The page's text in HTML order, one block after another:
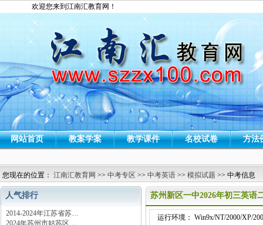
欢迎您来到江南汇教育网！
网站首页 教案学案 教学课件 名校试卷 方法
您现在的位置： 江南汇教育网 >> 中考专区 >> 中考英语 >> 模拟试题 >> 中考信息
人气排行
2014-2024年江苏省苏…
2024年苏州市姑苏区…
苏州新区一中2026年初三英语
运行环境： Win9x/NT/2000/XP/